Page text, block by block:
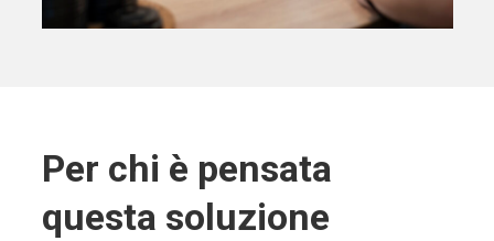
Per chi è pensata
questa soluzione